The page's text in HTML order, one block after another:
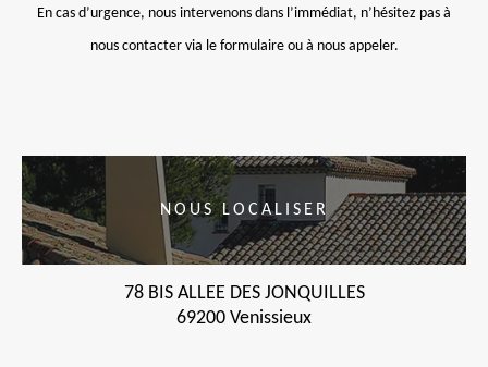
En cas d’urgence, nous intervenons dans l’immédiat, n’hésitez pas à
nous contacter via le formulaire ou à nous appeler.
NOUS LOCALISER
78 BIS ALLEE DES JONQUILLES
69200 Venissieux